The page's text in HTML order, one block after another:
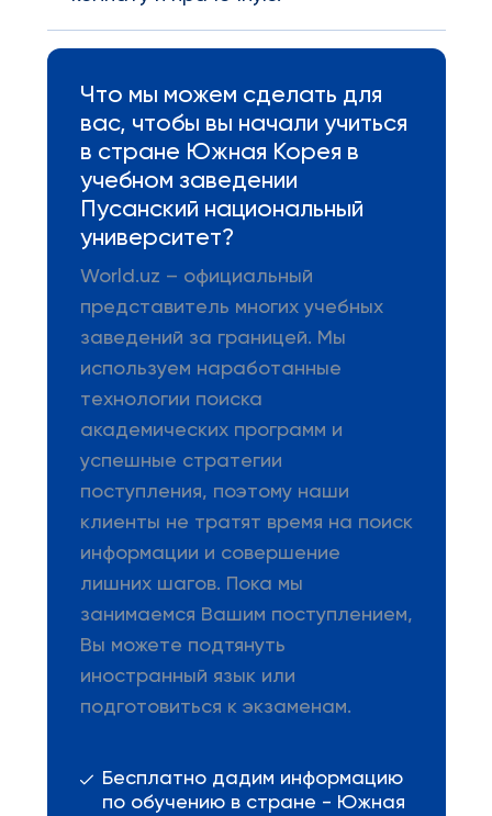
Что мы можем сделать для
вас, чтобы вы начали учиться
в стране Южная Корея в
учебном заведении
Пусанский национальный
университет?
World.uz – официальный
представитель многих учебных
заведений за границей. Мы
используем наработанные
технологии поиска
академических программ и
успешные стратегии
поступления, поэтому наши
клиенты не тратят время на поиск
информации и совершение
лишних шагов. Пока мы
занимаемся Вашим поступлением,
Вы можете подтянуть
иностранный язык или
подготовиться к экзаменам.
Бесплатно дадим информацию
по обучению в стране - Южная